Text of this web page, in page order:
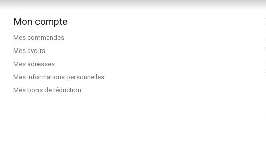
Mon compte
Mes commandes
Mes avoirs
Mes adresses
Mes informations personnelles
Mes bons de réduction